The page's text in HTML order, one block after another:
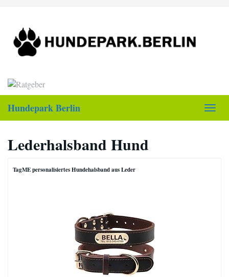
content
Hundepark Berlin
Lederhalsband Hund
TagME personalisiertes Hundehalsband aus Leder